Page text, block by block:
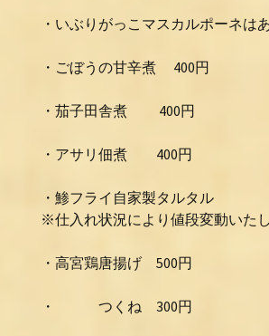
・いぶりがっこマスカルポーネ
・ごぼうの甘辛煮 400円
・茄子田舎煮 400円
・アサリ佃煮 400円
・鯵フライ自家製タルタル
※仕入れ状況により値段変動いたし
・高宮鶏唐揚げ 500円
・ つくね 300円